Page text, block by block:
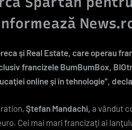
Spartan!
În
va
investi
banii?
şi Real Estate, care operau
francizele BumBumBox,
online şi în tehnologie”,
Ştefan Mandachi, a vândut
Cei mai mari francizaţi ai